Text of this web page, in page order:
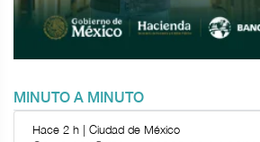
MINUTO A MINUTO
Hace 2 h | Ciudad de México